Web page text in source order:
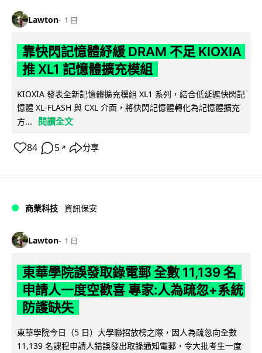
Lawton 1 日
靠快閃記憶體紓緩 DRAM 不足 KIOXIA
推 XL1 記憶體擴充模組
KIOXIA 發表全新記憶體擴充模組 XL1 系列，結合低延遲快閃記
憶體 XL-FLASH 與 CXL 介面，將快閃記憶體轉化為記憶體擴充
方...
閱讀全文
84 5 ↗ 分享
商業科技 資訊保安
Lawton 1 日
東華學院誤發取錄電郵 全數 11,139 名
申請人一度空歡喜 專家:人為疏忽+系統
防護缺失
東華學院今日（5 日）大學聯招放榜之際，因人為疏忽向全數
11,139 名課程申請人錯誤發出取錄通知電郵，令大批考生一度